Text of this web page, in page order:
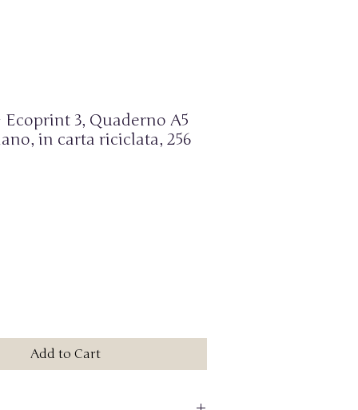
Ecoprint 3, Quaderno A5
in carta riciclata, 256
Add to Cart